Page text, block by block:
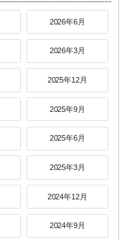
2026年6月
2026年3月
2025年12月
2025年9月
2025年6月
2025年3月
2024年12月
2024年9月